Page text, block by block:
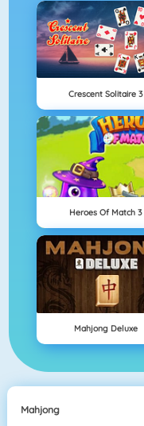
Crescent Solitaire 3
Heroes Of Match 3
Mahjong Deluxe
Mahjong